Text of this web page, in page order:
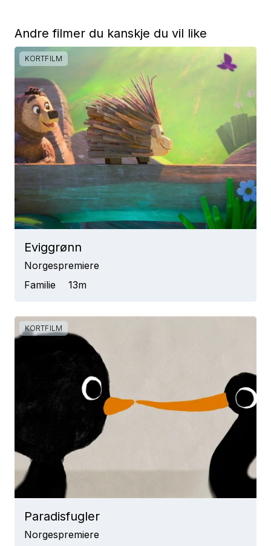
Andre filmer du kanskje du vil like
KORTFILM
Eviggrønn
Norgespremiere
Familie
13m
KORTFILM
Paradisfugler
Norgespremiere